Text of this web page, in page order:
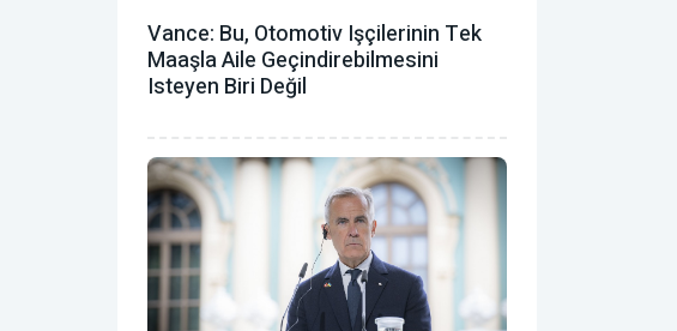
Vance: Bu, Otomotiv Işçilerinin Tek
Maaşla Aile Geçindirebilmesini
Isteyen Biri Değil